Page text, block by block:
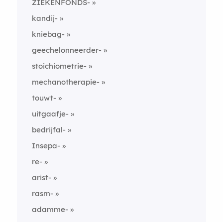
ZIEKENFONDS-
kandij-
kniebag-
geechelonneerder-
stoichiometrie-
mechanotherapie-
touwt-
uitgaafje-
bedrijfal-
Insepa-
re-
arist-
rasm-
adamme-